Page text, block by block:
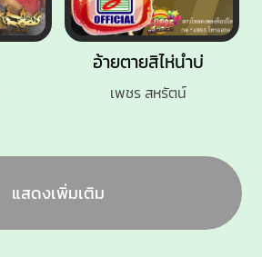
อ้ายตายสิไห่นำบ่
เพชร สหรัตน์
แสดงเพิ่มเติม